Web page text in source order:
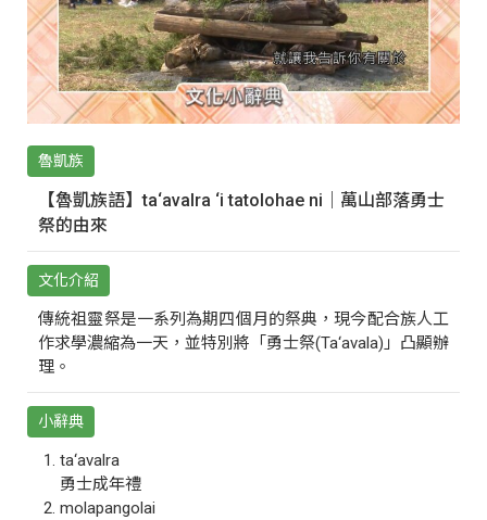
魯凱族
【魯凱族語】ta‘avalra ‘i tatolohae ni｜萬山部落勇士
祭的由來
文化介紹
傳統祖靈祭是一系列為期四個月的祭典，現今配合族人工
作求學濃縮為一天，並特別將「勇士祭(Ta‘avala)」凸顯辦
理。
小辭典
ta‘avalra
勇士成年禮
molapangolai